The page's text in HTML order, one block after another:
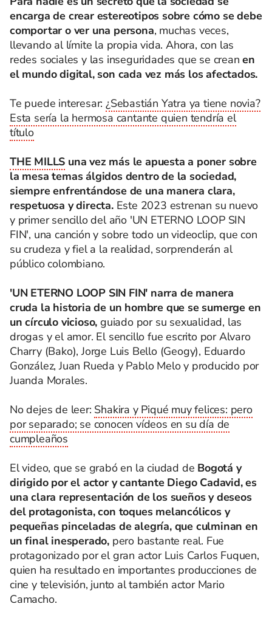
encarga de crear estereotipos sobre cómo se debe
comportar o ver una persona, muchas veces,
llevando al límite la propia vida. Ahora, con las
redes sociales y las inseguridades que se creanen
el mundo digital, son cada vez más los afectados.
Te puede interesar:¿Sebastián Yatra ya tiene novia?
Esta sería la hermosa cantante quien tendría el
título
THE MILLS una vez más le apuesta a poner sobre
la mesa temas álgidos dentro de la sociedad,
siempre enfrentándose de una manera clara,
respetuosa y directa.Este 2023 estrenan su nuevo
y primer sencillo del año 'UN ETERNO LOOP SIN
FIN', una canción y sobre todo un videoclip, que con
su crudeza y fiel a la realidad, sorprenderán al
público colombiano.
'UN ETERNO LOOP SIN FIN' narra de manera
cruda la historia de un hombre que se sumerge en
un círculo vicioso, guiado por su sexualidad, las
drogas y el amor. El sencillo fue escrito por Alvaro
Charry (Bako), Jorge Luis Bello (Geogy), Eduardo
González, Juan Rueda y Pablo Melo y producido por
Juanda Morales.
No dejes de leer: Shakira y Piqué muy felices: pero
por separado; se conocen vídeos en su día de
cumpleaños
El video, que se grabó en la ciudad de Bogotá y
dirigido por el actor y cantante Diego Cadavid, es
una clara representación de los sueños y deseos
del protagonista, con toques melancólicos y
pequeñas pinceladas de alegría, que culminan en
un final inesperado, pero bastante real. Fue
protagonizado por el gran actor Luis Carlos Fuquen,
quien ha resultado en importantes producciones de
cine y televisión, junto al también actor Mario
Camacho.